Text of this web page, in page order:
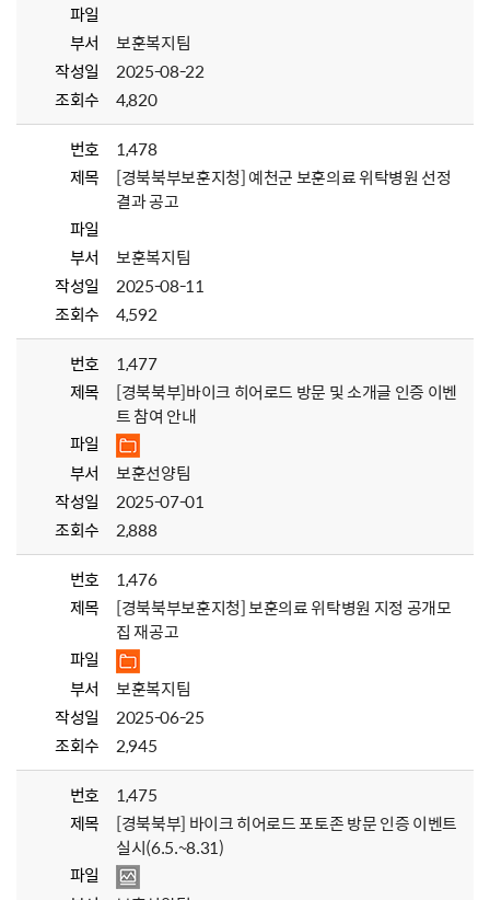
파일
부서
보훈복지팀
작성일
2025-08-22
조회수
4,820
번호
1,478
제목
[경북북부보훈지청] 예천군 보훈의료 위탁병원 선정
결과 공고
파일
부서
보훈복지팀
작성일
2025-08-11
조회수
4,592
번호
1,477
제목
[경북북부]바이크 히어로드 방문 및 소개글 인증 이벤
트 참여 안내
파일
부서
보훈선양팀
작성일
2025-07-01
조회수
2,888
번호
1,476
제목
[경북북부보훈지청] 보훈의료 위탁병원 지정 공개모
집 재공고
파일
부서
보훈복지팀
작성일
2025-06-25
조회수
2,945
번호
1,475
제목
[경북북부] 바이크 히어로드 포토존 방문 인증 이벤트
실시(6.5.~8.31)
파일